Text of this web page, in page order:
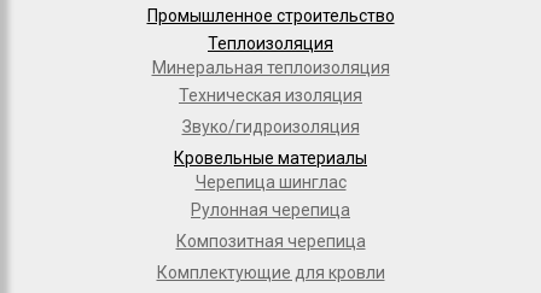
Промышленное строительство
Теплоизоляция
Минеральная теплоизоляция
Техническая изоляция
Звуко/гидроизоляция
Кровельные материалы
Черепица шинглас
Рулонная черепица
Композитная черепица
Комплектующие для кровли